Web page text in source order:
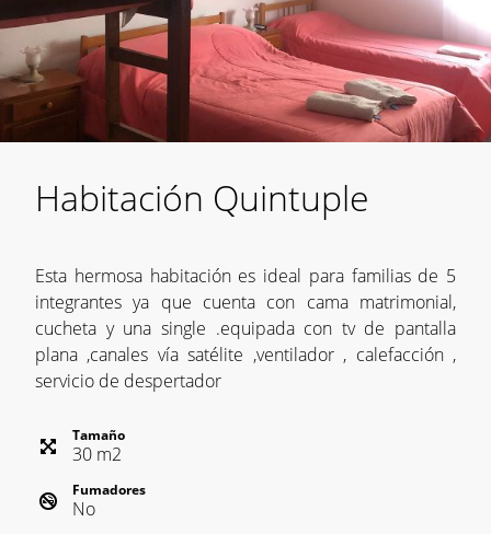
Habitación Quintuple
Esta hermosa habitación es ideal para familias de 5
integrantes ya que cuenta con cama matrimonial,
cucheta y una single .equipada con tv de pantalla
plana ,canales vía satélite ,ventilador , calefacción ,
servicio de despertador
Tamaño
30 m2
Fumadores
No